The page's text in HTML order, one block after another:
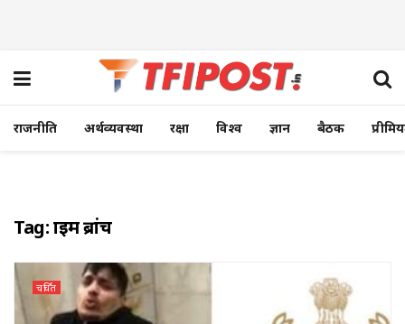
राजनीति अर्थव्यवस्था रक्षा विश्व ज्ञान बैठक
Tag:क्राइम ब्रांच
चर्चित